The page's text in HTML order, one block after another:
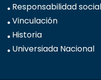
Responsabilidad social
Vinculación
Historia
Universiada Nacional